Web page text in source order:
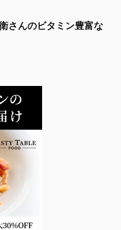
さんのビタミン豊富な